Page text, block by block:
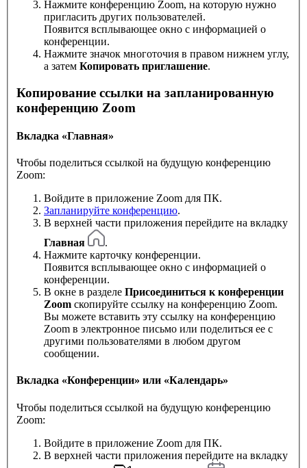
Нажмите конференцию Zoom, на которую нужно
пригласить других пользователей.
Появится всплывающее окно с информацией о
конференции.
Нажмите значок многоточия в правом нижнем углу,
а затем Копировать приглашение.
Копирование ссылки на запланированную
конференцию Zoom
Вкладка «Главная»
Чтобы поделиться ссылкой на будущую конференцию
Zoom:
Войдите в приложение Zoom для ПК.
Запланируйте конференцию.
В верхней части приложения перейдите на вкладку
Главная
.
Нажмите карточку конференции.
Появится всплывающее окно с информацией о
конференции.
В окне в разделе Присоединиться к конференции
Zoom скопируйте ссылку на конференцию Zoom.
Вы можете вставить эту ссылку на конференцию
Zoom в электронное письмо или поделиться ее с
другими пользователями в любом другом
сообщении.
Вкладка «Конференции» или «Календарь»
Чтобы поделиться ссылкой на будущую конференцию
Zoom:
Войдите в приложение Zoom для ПК.
В верхней части приложения перейдите на вкладку